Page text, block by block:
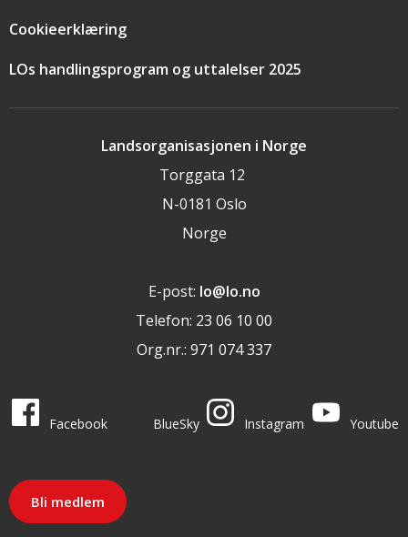
Landsorganisasjonen i Norge
Torggata 12
N-0181 Oslo
Norge
E-post: lo@lo.no
Telefon: 23 06 10 00
Org.nr.: 971 074 337
Cookieerklæring
LOs handlingsprogram og uttalelser 2025
LO i sosiale medier
Facebook
BlueSky
Instagram
Youtube
Bli medlem